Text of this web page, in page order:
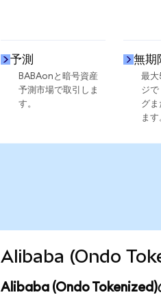
予測
BABAonと暗号資産
予測市場で取引しま
す。
無期
最大
ジで
グま
ます
Alibaba (Ondo
Alibaba (Ondo Tokenized)